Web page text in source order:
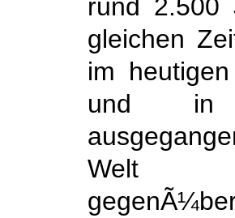
rund 2.500
gleichen
im
und in
Welt